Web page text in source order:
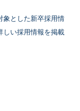
象とした新卒採用情
しい採用情報を掲載